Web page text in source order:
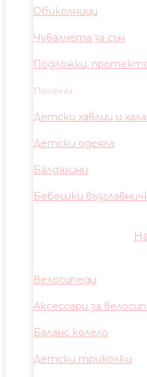
Обиколници
Чувалчета за сън
Подложки,
Пелени
Детски хавлии и
Детски одеяла
Балдахини
Бебешки
Велосипеди
Аксесоари за
Баланс колело
Детски триколки